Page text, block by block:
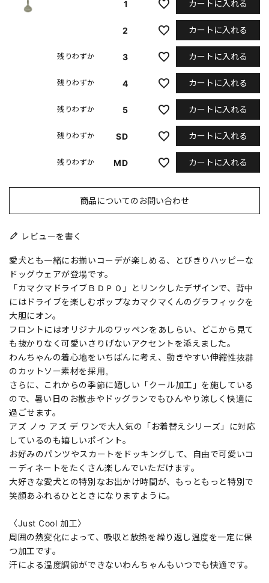
1 カートに入れる
2 カートに入れる
3
残りわずか カートに入れる
4
残りわずか カートに入れる
5
残りわずか カートに入れる
SD
残りわずか カートに入れる
MD
残りわずか カートに入れる
商品についてのお問い合わせ
レビューを書く
愛犬とも一緒にお揃いコーデが楽しめる、とびきりハッピーな
ドッグウェアが登場です。
「カマクマドライブＢＤＰＯ」とリンクしたデザインで、背中
にはドライブを楽しむポップなカマクマくんのグラフィックを
大胆にオン。
フロントにはオリジナルのワッペンをあしらい、どこから見て
も抜かりなく可愛いさりげないアクセントを添えました。
わんちゃんの着心地をいちばんに考え、動きやすい伸縮性抜群
のカットソー素材を採用。
さらに、これからの季節に嬉しい「クール加工」を施している
ので、暑い日のお散歩やドッグランでもひんやり涼しく快適に
過ごせます。
アズ ノゥ アズ デ ワンで大人気の「お着替えシリーズ」に対応
しているのも嬉しいポイント。
お好みのパンツやスカートをドッキングして、自由で可愛いコ
ーディネートをたくさん楽しんでいただけます。
大好きな愛犬との特別なお出かけ時間が、もっともっと特別で
笑顔あふれるひとときになりますように。
〈Just Cool 加工〉
周囲の熱変化によって、吸収と放熱を繰り返し温度を一定に保
つ加工です。
汗による温度調節ができないわんちゃんもいつでも快適です。